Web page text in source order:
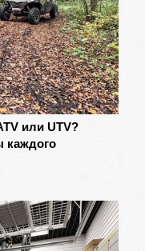
или UTV?
каждого